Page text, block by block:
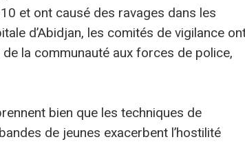
et ont causé des ravages dans les
d’Abidjan, les comités de vigilance
la communauté aux forces de police,
bien que les techniques de
de jeunes exacerbent l’hostilité